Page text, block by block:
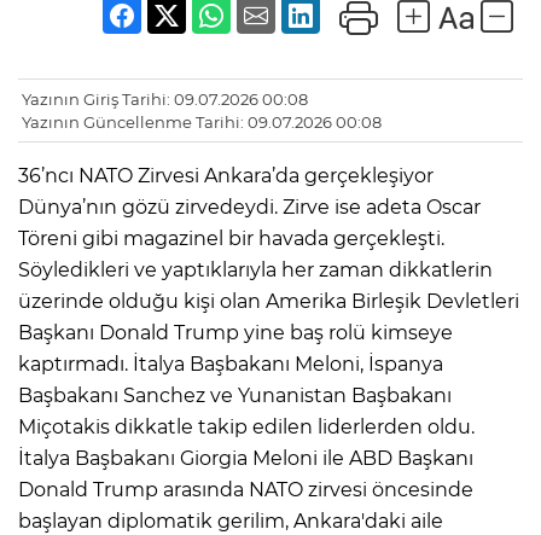
Yazının Giriş Tarihi: 09.07.2026 00:08
Yazının Güncellenme Tarihi: 09.07.2026 00:08
36’ncı NATO Zirvesi Ankara’da gerçekleşiyor
Dünya’nın gözü zirvedeydi. Zirve ise adeta Oscar
Töreni gibi magazinel bir havada gerçekleşti.
Söyledikleri ve yaptıklarıyla her zaman dikkatlerin
üzerinde olduğu kişi olan Amerika Birleşik Devletleri
Başkanı Donald Trump yine baş rolü kimseye
kaptırmadı. İtalya Başbakanı Meloni, İspanya
Başbakanı Sanchez ve Yunanistan Başbakanı
Miçotakis dikkatle takip edilen liderlerden oldu.
İtalya Başbakanı Giorgia Meloni ile ABD Başkanı
Donald Trump arasında NATO zirvesi öncesinde
başlayan diplomatik gerilim, Ankara'daki aile